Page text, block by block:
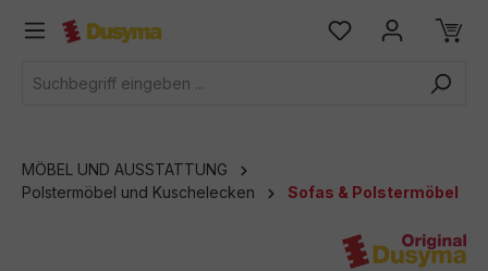
springen
MÖBEL UND AUSSTATTUNG
Polstermöbel und Kuschelecken
Sofas & Polstermöbel